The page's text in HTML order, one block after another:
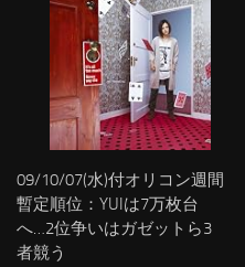
09/10/07(水)付オリコン週間
暫定順位：YUIは7万枚台
へ…2位争いはガゼットら3
者競う